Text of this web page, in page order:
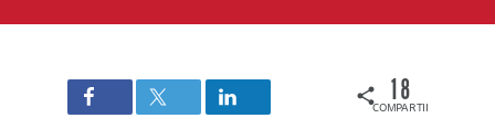
COMPARTILHAMENTOS
18